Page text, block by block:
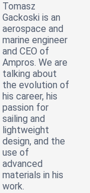
Tomasz
Gackoski is an
aerospace and
marine engineer
and CEO of
Ampros. We are
talking about
the evolution of
his career, his
passion for
sailing and
lightweight
design, and the
use of
advanced
materials in his
work.